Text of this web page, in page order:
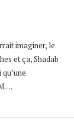
imaginer, le
et ça, Shadab